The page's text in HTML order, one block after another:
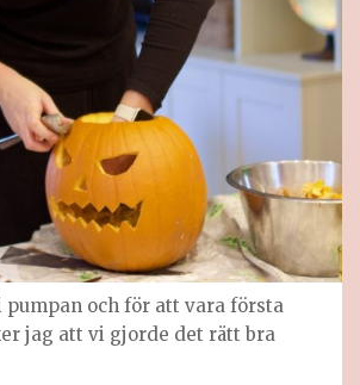
och för att vara första
jag att vi gjorde det rätt bra